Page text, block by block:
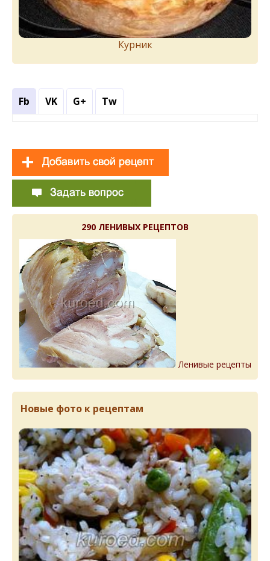
Курник
Fb VK G+ Tw
290 ЛЕНИВЫХ РЕЦЕПТОВ
Ленивые рецепты
Новые фото к рецептам